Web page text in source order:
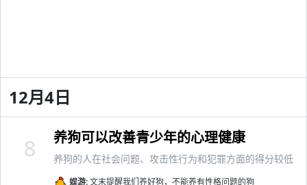
12月4日
养狗可以改善青少年的心理健康
养狗的人在社会问题、攻击性行为和犯罪方面的得分较低
娱游:文末提醒我们养好狗，不能养有性格问题的狗
8